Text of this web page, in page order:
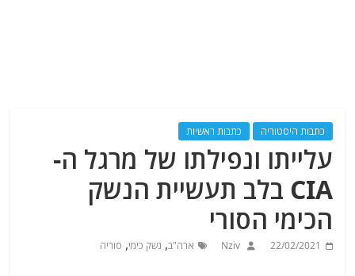
כתבות היסטוריה כתבות ראשיות
עלייתו ונפילתו של מרגל ה-
CIA בלב תעשיית הנשק
הכימי הסורי
22/02/2021
Nziv ארה"ב, נשק כימי, סוריה